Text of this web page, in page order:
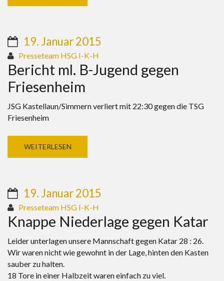
19. Januar 2015
Presseteam HSG I-K-H
Bericht ml. B-Jugend gegen
Friesenheim
JSG Kastellaun/Simmern verliert mit 22:30 gegen die TSG
Friesenheim
WEITERLESEN
19. Januar 2015
Presseteam HSG I-K-H
Knappe Niederlage gegen Katar
Leider unterlagen unsere Mannschaft gegen Katar 28 : 26.
Wir waren nicht wie gewohnt in der Lage, hinten den Kasten
sauber zu halten.
18 Tore in einer Halbzeit waren einfach zu viel.